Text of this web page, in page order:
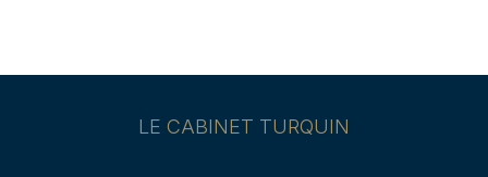
LE CABINET TURQUIN